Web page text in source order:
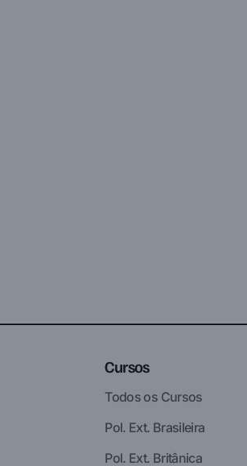
Cursos
Todos os Cursos
Pol. Ext. Brasileira
Pol. Ext. Britânica